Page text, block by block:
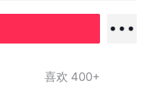
喜欢 400+